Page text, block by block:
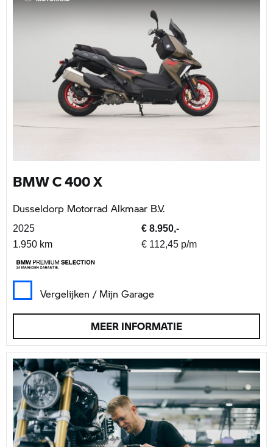
BMW C 400 X
Dusseldorp Motorrad Alkmaar B.V.
2025
€ 8.950,-
1.950 km
€ 112,45 p/m
Vergelijken / Mijn Garage
MEER INFORMATIE